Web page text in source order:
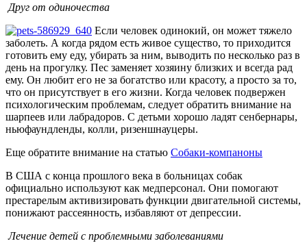
Друг от одиночества
Если человек одинокий, он может тяжело
заболеть. А когда рядом есть живое существо, то приходится
готовить ему еду, убирать за ним, выводить по несколько раз в
день на прогулку. Пес заменяет хозяину близких и всегда рад
ему. Он любит его не за богатство или красоту, а просто за то,
что он присутствует в его жизни. Когда человек подвержен
психологическим проблемам, следует обратить внимание на
шарпеев или лабрадоров. С детьми хорошо ладят сенбернары,
ньюфаундленды, колли, ризеншнауцеры.
Еще обратите внимание на статью Собаки-компаноны
В США с конца прошлого века в больницах собак
официально используют как медперсонал. Они помогают
престарелым активизировать функции двигательной системы,
понижают рассеянность, избавляют от депрессии.
Лечение детей с проблемными заболеваниями